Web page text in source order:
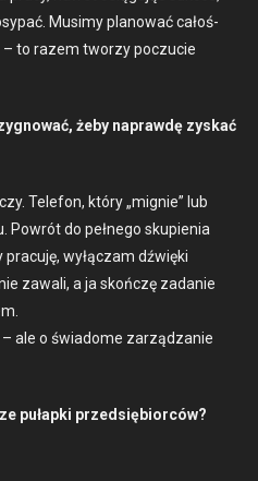
Musimy planować całoś­
to razem tworzy poczu­cie
żeby naprawdę zyskać
Tele­fon, który „mignie” lub
Powrót do pełnego skupi­enia
wyłączam dźwię­ki
zawali, a ja skończę zadanie
ale o świadome zarządzanie
pułap­ki przed­siębior­ców?